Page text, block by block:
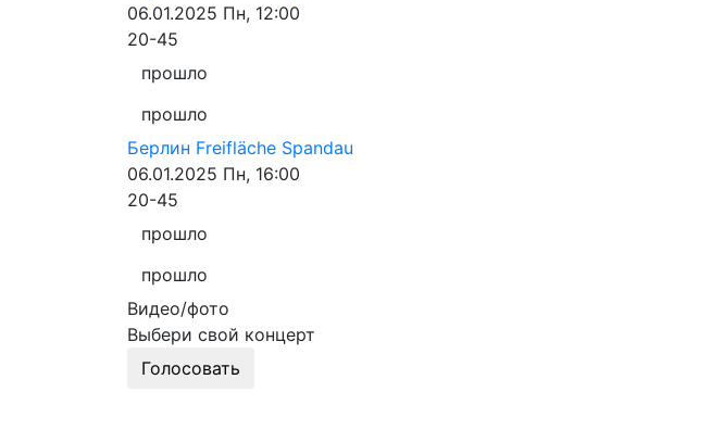
06.01.2025 Пн, 12:00
20-45
прошло
прошло
Берлин Freifläche Spandau
06.01.2025 Пн, 16:00
20-45
прошло
прошло
Видео/фото
Выбери свой концерт
Голосовать